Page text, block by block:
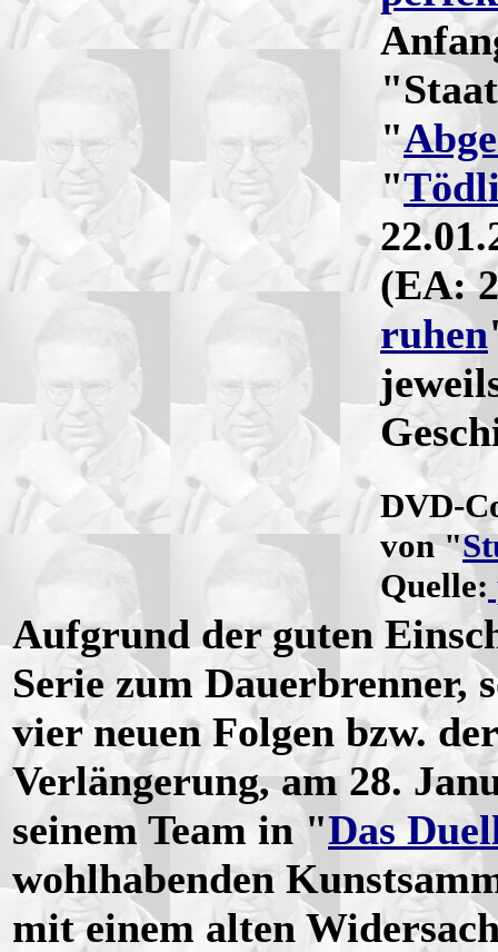
"
"
(EA:
ruhen
DVD-
von "
Quelle:
Aufgrund der guten
Serie zum
vier neuen Folgen bzw.
Verlängerung, am 28.
seinem Team in "Das
wohlhabenden
mit einem alten